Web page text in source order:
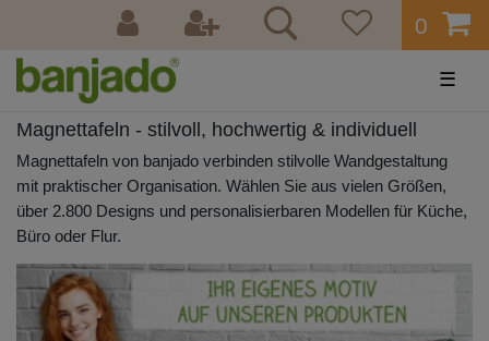
0
☰
Magnettafeln - stilvoll, hochwertig & individuell
Magnettafeln von banjado verbinden stilvolle Wandgestaltung
mit praktischer Organisation. Wählen Sie aus vielen Größen,
über 2.800 Designs und personalisierbaren Modellen für Küche,
Büro oder Flur.